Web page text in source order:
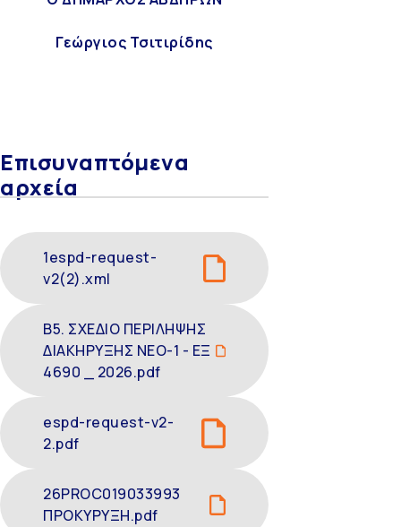
Γεώργιος Τσιτιρίδης
Επισυναπτόμενα
αρχεία
1espd-request-
v2(2).xml
Β5. ΣΧΕΔΙΟ ΠΕΡΙΛΗΨΗΣ
ΔΙΑΚΗΡΥΞΗΣ NEO-1 - ΕΞ
4690 _ 2026.pdf
espd-request-v2-
2.pdf
26PROC019033993
ΠΡΟΚΥΡΥΞΗ.pdf